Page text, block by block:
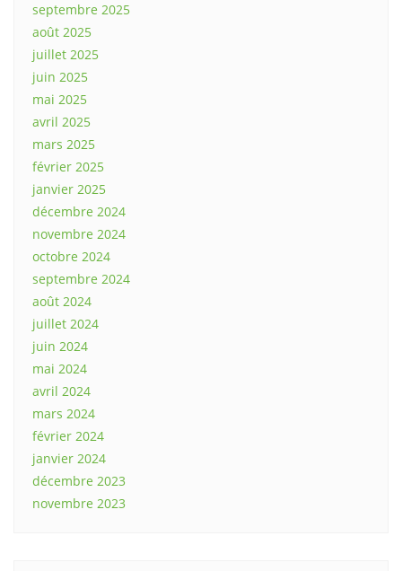
septembre 2025
août 2025
juillet 2025
juin 2025
mai 2025
avril 2025
mars 2025
février 2025
janvier 2025
décembre 2024
novembre 2024
octobre 2024
septembre 2024
août 2024
juillet 2024
juin 2024
mai 2024
avril 2024
mars 2024
février 2024
janvier 2024
décembre 2023
novembre 2023